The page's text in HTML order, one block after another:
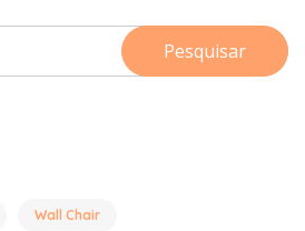
Pesquisar
Wall Chair